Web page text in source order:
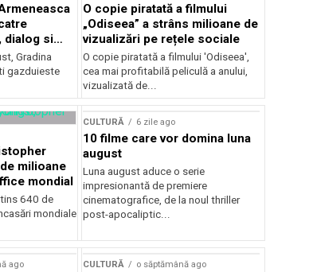
dialog si
iulie si 2
din
Gradina
gazduieste
O copie piratată a filmului
„Odiseea” a strâns milioane de
vizualizări pe rețele sociale
O copie piratată a filmului 'Odiseea',
cea mai profitabilă peliculă a anului,
vizualizată de...
milioane
mondial
640 de
mondiale
CULTURĂ 6 zile ago
10 filme care vor domina luna
august
Luna august aduce o serie
impresionantă de premiere
cinematografice, de la noul thriller
post-apocaliptic...
ago CULTURĂ o săptămână ago